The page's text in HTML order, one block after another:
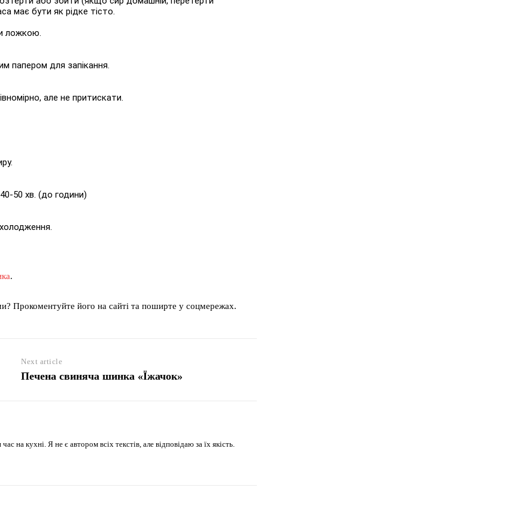
має бути як рідке тісто.
ложкою.
папером для запікання.
але не притискати.
50 хв. (до години)
.
Прокоментуйте його на сайті та поширте у соцмережах.
Next article
Печена свиняча шинка «Їжачок»
на кухні. Я не є автором всіх текстів, але відповідаю за їх якість.